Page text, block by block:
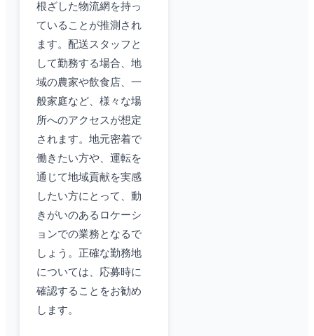
根ざした物流網を持っ
ていることが推測され
ます。配送スタッフと
して勤務する場合、地
域の農家や飲食店、一
般家庭など、様々な場
所へのアクセスが想定
されます。地元密着で
働きたい方や、運転を
通じて地域貢献を実感
したい方にとって、動
きがいのあるロケーシ
ョンでの業務となるで
しょう。正確な勤務地
については、応募時に
確認することをお勧め
します。